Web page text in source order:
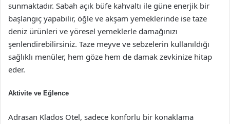
sunmaktadır. Sabah açık büfe kahvaltı ile güne enerjik bir
başlangıç yapabilir, öğle ve akşam yemeklerinde ise taze
deniz ürünleri ve yöresel yemeklerle damağınızı
şenlendirebilirsiniz. Taze meyve ve sebzelerin kullanıldığı
sağlıklı menüler, hem göze hem de damak zevkinize hitap
eder.
Aktivite ve Eğlence
Adrasan Klados Otel, sadece konforlu bir konaklama